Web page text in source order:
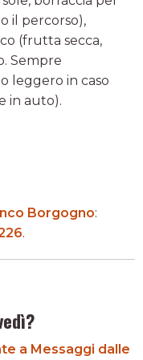
il percorso),
(frutta secca,
Sempre
leggero in caso
in auto).
Borgogno:
.
a Messaggi dalle